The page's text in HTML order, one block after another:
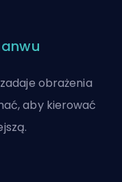
obrażenia
aby kierować